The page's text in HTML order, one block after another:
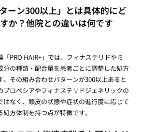
ーン300以上」とは具体的にど
か？他院との違いは何です
PRO HAIR+」では、フィナステリドやミ
分の種類・配合量を患者ごとに調整した処方
。その組み合わせパターンが300以上あると
プロペシアやフィナステリドジェネリックの
はなく、頭皮の状態や症状の進行度に応じて
方体制を持つ点が特徴です。